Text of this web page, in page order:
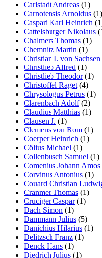
Carlstadt Andreas (1)
Carnotensis Arnoldus (1)
Caspari Karl Heinrich
Cattelsburger Nikolaus
Chalmers Thomas (1)
Chemnitz Martin (1)
Christian I. von Sachsen
Christlieb Alfred (1)
Christlieb Theodor(1)
Christoffel Raget (4)
Chrysologus Petrus (1)
Clarenbach Adolf(2)
Claudius Matthias (1)
Clausen J. (1)
Clemens von Rom (1)
Coerper Heinrich (1)
Cölius Michael (1)
Collenbusch Samuel (1)
Comenius Johann Amos
Corvinus Antonius (1)
Couard Christian
Cranmer Thomas (1)
Cruciger Caspar(1)
Dach Simon (1)
Dammann Julius (5)
Danichius Hilarius (1)
Delitzsch Franz (1)
Denck Hans (1)
Diedrich Julius (1)